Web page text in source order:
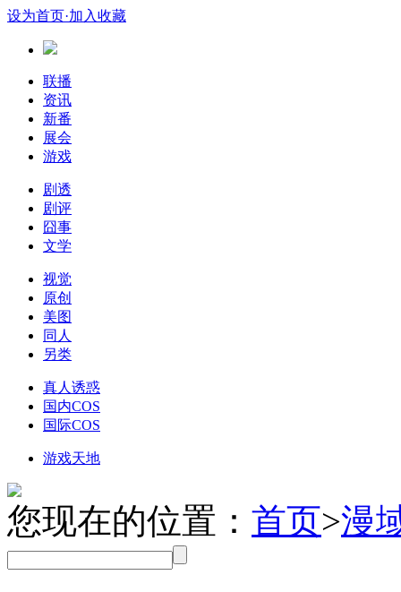
设为首页·加入收藏
联播
资讯
新番
展会
游戏
剧透
剧评
囧事
文学
视觉
原创
美图
同人
另类
真人诱惑
国内COS
国际COS
游戏天地
您现在的位置： 首页>漫